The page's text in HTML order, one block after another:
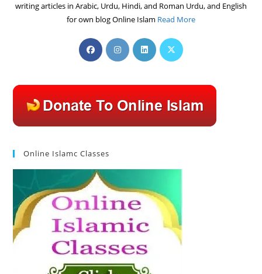
writing articles in Arabic, Urdu, Hindi, and Roman Urdu, and English
for own blog Online Islam Read More
Opens
in
tab
Opens
in
tab
Opens
in
tab
Opens
tab
Online Islamc Classes